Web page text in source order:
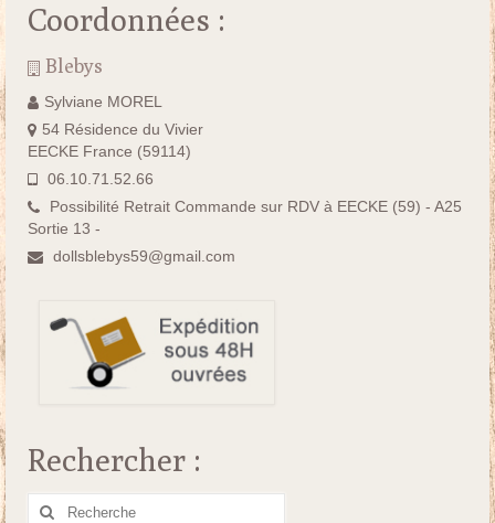
Coordonnées :
Blebys
Sylviane MOREL
54 Résidence du Vivier
EECKE France (59114)
06.10.71.52.66
Possibilité Retrait Commande sur RDV à EECKE (59) - A25
Sortie 13 -
dollsblebys59@gmail.com
Rechercher :
Rechercher